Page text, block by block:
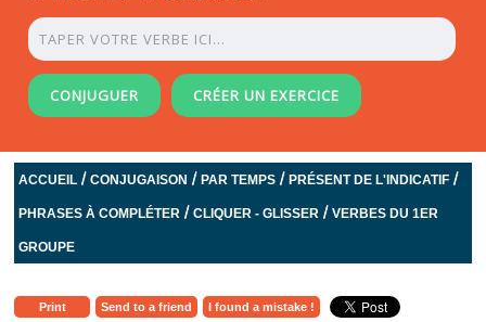
CONJUGUER CRÉER UN EXERCICE
ACCUEIL /CONJUGAISON /PAR TEMPS /PRÉSENT DE L'INDICATIF /
PHRASES À COMPLÉTER /CLIQUER - GLISSER /VERBES DU 1ER
GROUPE
Print Send to a friend I found a mistake !